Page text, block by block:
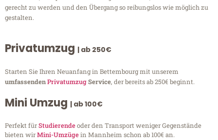
gerecht zu werden und den Übergang so reibungslos wie möglich zu
gestalten.
Privatumzug | ab 250€
Starten Sie Ihren Neuanfang in Bettembourg mit unserem
umfassendenPrivatumzugService, der bereits ab 250€ beginnt.
Mini Umzug | ab 100€
Perfekt fürStudierendeoder den Transport weniger Gegenstände
bieten wirMini-Umzügein Mannheim schon ab 100€ an.